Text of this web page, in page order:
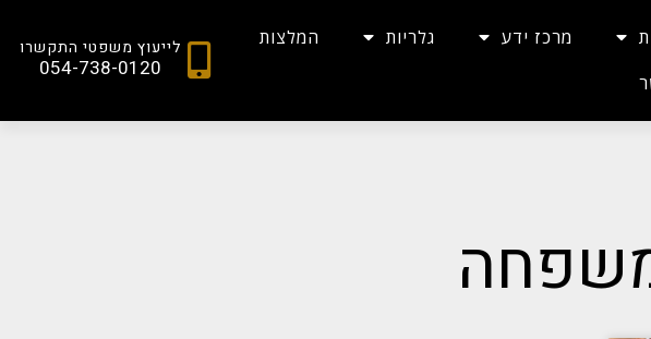
מרכז ידע גלריות
המלצות
לייעוץ משפטי התקשרו
054-738-0120